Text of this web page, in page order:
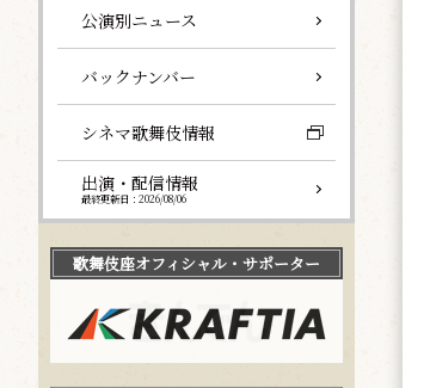
公演別ニュース
バックナンバー
シネマ歌舞伎情報
出演・配信情報
最終更新日：2026/08/06
歌舞伎座オフィシャル・サポーター